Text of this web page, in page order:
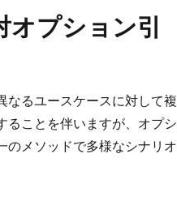
プション引
なるユースケースに対して複
ることを伴いますが、オプシ
のメソッドで多様なシナリオ